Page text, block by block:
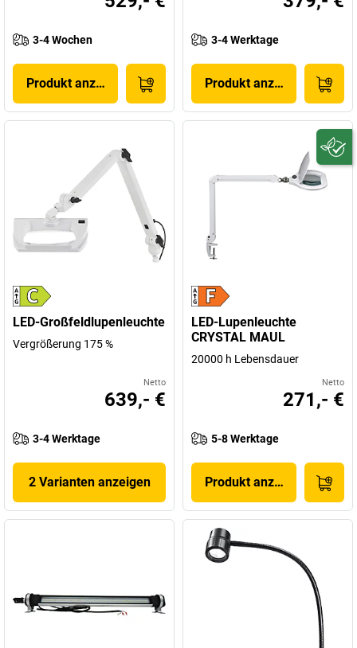
3-4 Wochen
Produkt anzeigen
3-4 Werktage
Produkt anzeigen
LED-Großfeldlupenleuchte
Vergrößerung 175 %
Netto
639,- €
3-4 Werktage
2 Varianten anzeigen
LED-Lupenleuchte
CRYSTAL MAUL
20000 h Lebensdauer
Netto
271,- €
5-8 Werktage
Produkt anzeigen